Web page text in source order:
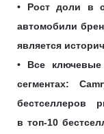
• Рост доли в
автомобили
является
• Все
сегментах:
бестселлеров
в топ-10